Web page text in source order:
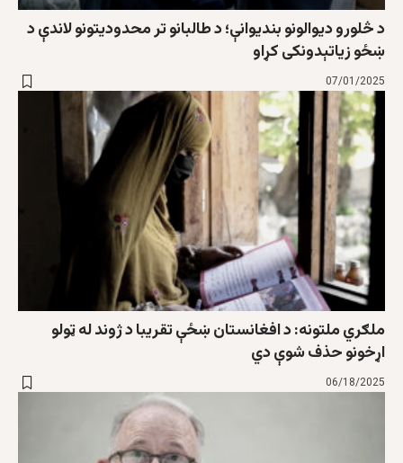
د څلورو دیوالونو بندیوانې؛ د طالبانو تر محدودیتونو لاندې د
ښځو زیاتېدونکی کړاو
07/01/2025
ملګري ملتونه: د افغانستان ښځې تقریبا د ژوند له ټولو
اړخونو حذف شوې دي
06/18/2025